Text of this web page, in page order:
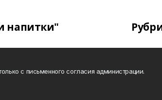
напитки"
с письменного согласия администрации.